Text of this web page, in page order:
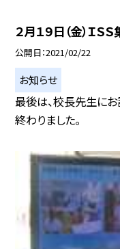
２月１９日（金）ＩＳ
公開日 2021/02/22
お知らせ
最後は、校長先生に
終わりました。